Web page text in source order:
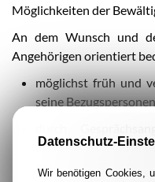
Möglichkeiten der
An dem Wunsch und
Angehörigen orientiert
möglichst früh und
seine
durch
und/oder zu Hause
gesamten Familie
Datenschutz-
Wir benötigen Cookies,